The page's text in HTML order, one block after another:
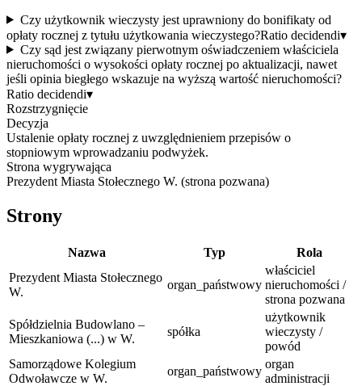
Czy użytkownik wieczysty jest uprawniony do bonifikaty od
opłaty rocznej z tytułu użytkowania wieczystego?Ratio decidendi▾
Czy sąd jest związany pierwotnym oświadczeniem właściciela
nieruchomości o wysokości opłaty rocznej po aktualizacji, nawet
jeśli opinia biegłego wskazuje na wyższą wartość nieruchomości?
Ratio decidendi▾
Rozstrzygnięcie
Decyzja
Ustalenie opłaty rocznej z uwzględnieniem przepisów o
stopniowym wprowadzaniu podwyżek.
Strona wygrywająca
Prezydent Miasta Stołecznego W. (strona pozwana)
Strony
Nazwa Typ
Rola
Prezydent Miasta Stołecznego
W.
organ_państwowy
właściciel
nieruchomości /
strona pozwana
Spółdzielnia Budowlano –
Mieszkaniowa (...) w W.
spółka
użytkownik
wieczysty /
powód
Samorządowe Kolegium
Odwoławcze w W.
organ_państwowy
organ
administracji